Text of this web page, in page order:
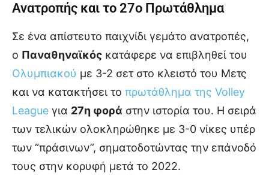
Ανατροπής και το 27ο Πρωτάθλημα
Σε ένα απίστευτο παιχνίδι γεμάτο ανατροπές,
ο Παναθηναϊκός κατάφερε να επιβληθεί του
Ολυμπιακού με 3-2 σετ στο κλειστό του Μετς
και να κατακτήσει το πρωτάθλημα της Volley
League για 27η φορά στην ιστορία του. Η σειρά
των τελικών ολοκληρώθηκε με 3-0 νίκες υπέρ
των “πράσινων”, σηματοδοτώντας την επάνοδό
τους στην κορυφή μετά το 2022.